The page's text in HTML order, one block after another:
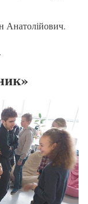
Анатолійович.